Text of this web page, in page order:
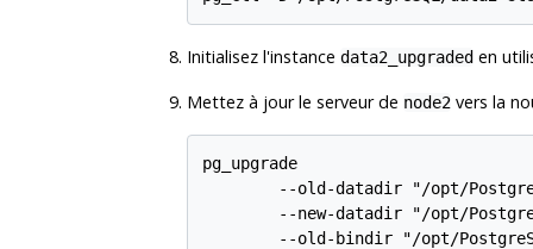
Initialisez l'instance data2_upgradeden
Mettez à jour le serveur de node2vers la
pg_upgrade
--old-datadir "/opt/
--new-datadir "/opt/
--old-bindir "/opt/